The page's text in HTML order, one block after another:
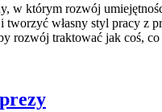
którym rozwój
własny styl pracy z
rozwój traktować jak coś,